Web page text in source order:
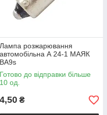
Лампа розжарювання
автомобільна А 24-1 МАЯК
BA9s
Готово до відправки більше
10 од.
4,50 ₴